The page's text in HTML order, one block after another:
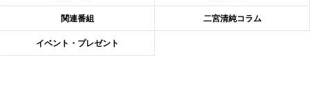
2026年6月4日(木)更新
“泣き虫先生”こと山口良治氏死去「信は力なり」骨太の教育方針
関連番組 二宮清純コラム
イベント・プレゼント